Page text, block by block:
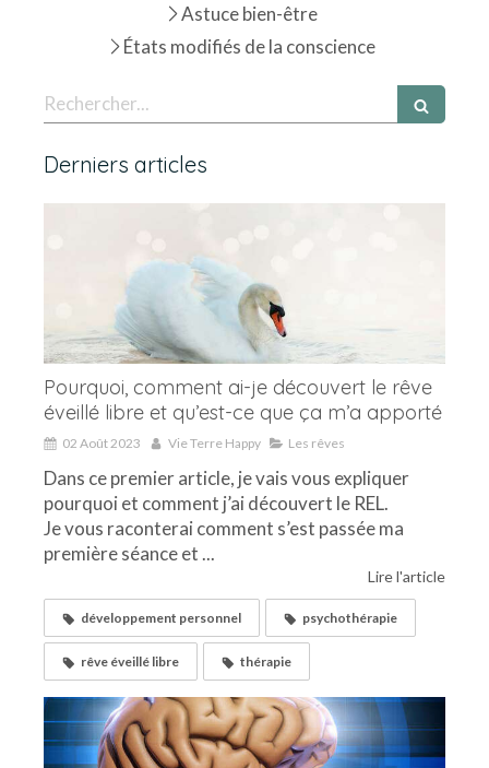
Astuce bien-être
États modifiés de la conscience
Rechercher
Derniers articles
Pourquoi, comment ai-je découvert le rêve
éveillé libre et qu’est-ce que ça m’a apporté
02 Août 2023 Vie Terre Happy Les rêves
Dans ce premier article, je vais vous expliquer
pourquoi et comment j’ai découvert le REL.
Je vous raconterai comment s’est passée ma
première séance et ...
Lire l'article
développement personnel psychothérapie
rêve éveillé libre thérapie